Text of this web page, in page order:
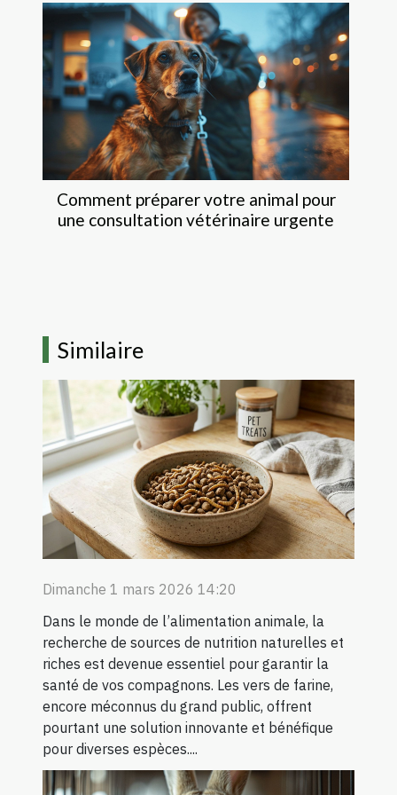
Comment préparer votre animal pour
une consultation vétérinaire urgente
Similaire
Dimanche 1 mars 2026 14:20
Dans le monde de l’alimentation animale, la
recherche de sources de nutrition naturelles et
riches est devenue essentiel pour garantir la
santé de vos compagnons. Les vers de farine,
encore méconnus du grand public, offrent
pourtant une solution innovante et bénéfique
pour diverses espèces....